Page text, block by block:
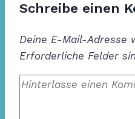
Schreibe einen
Deine E-Mail-Adresse
Erforderliche Felder